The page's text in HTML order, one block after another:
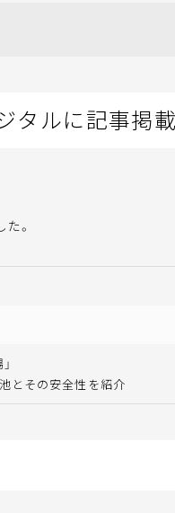
タルに記事掲載
。
とその安全性を紹介